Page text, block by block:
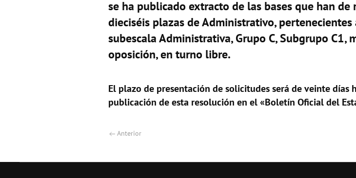
se ha publicado extracto de las bases que han
dieciséis plazas de Administrativo,
subescala Administrativa, Grupo C, Subgrupo C1,
oposición, en turno libre.
El plazo de presentación de solicitudes será de veinte
publicación de esta resolución en el «Boletín Oficial del
Anterior